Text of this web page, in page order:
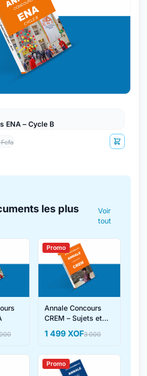
ENA – Cycle B
les plus
Voir
tout
Promo
Annale Concours
CREM – Sujets et
1 499 XOF3 000
Promo